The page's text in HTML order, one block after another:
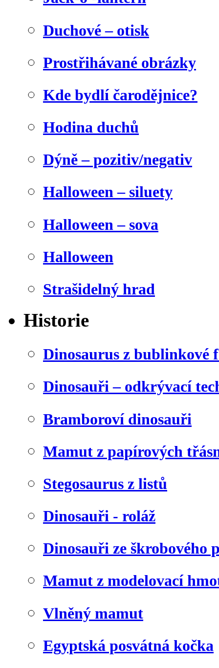
Duchové – otisk
Prostřihávané obrázky
Kde bydlí čarodějnice?
Hodina duchů
Dýně – pozitiv/negativ
Halloween – siluety
Halloween – sova
Halloween
Strašidelný hrad
Historie
Dinosaurus z bublinkové
Dinosauři – odkrývací
Bramboroví dinosauři
Mamut z papírových
Stegosaurus z listů
Dinosauři - roláž
Dinosauři ze škrobového
Mamut z modelovací
Vlněný mamut
Egyptská posvátná kočka